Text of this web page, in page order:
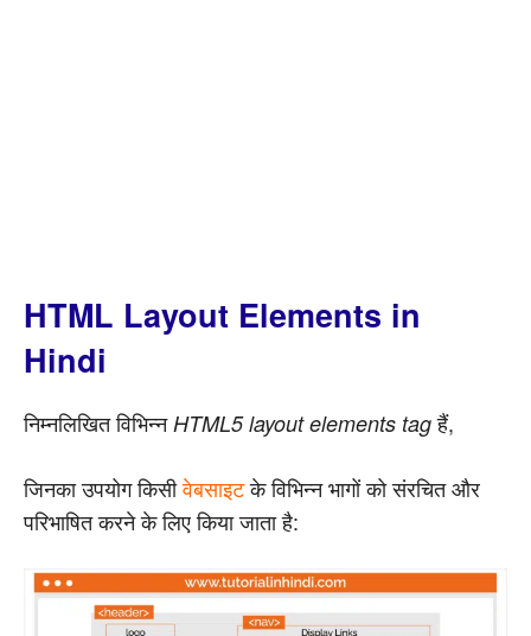
HTML Layout Elements in
Hindi
निम्नलिखित विभिन्नHTML5 layout elements tagहैं,
जिनका उपयोग किसीवेबसाइटके विभिन्न भागों को संरचित और
परिभाषित करने के लिए किया जाता है: